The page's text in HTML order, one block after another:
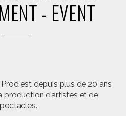
- EVENT
est depuis plus de 20 ans
production d’artistes et de